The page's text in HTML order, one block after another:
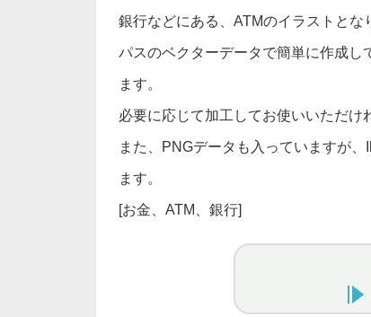
銀行などにある、ATMのイラストとな
パスのベクターデータで簡単に作成し
ます。
必要に応じて加工してお使いいただけ
また、PNGデータも入っていますが
ます。
[お金、ATM、銀行]